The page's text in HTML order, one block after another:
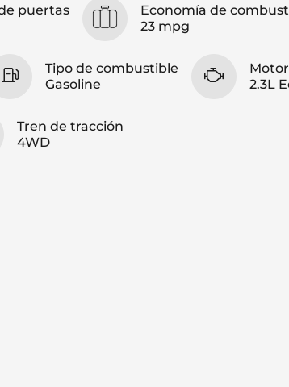
puertas
Economía de
23 mpg
Tipo de combustible
Gasoline
Motor
2.3L
Tren de tracción
4WD